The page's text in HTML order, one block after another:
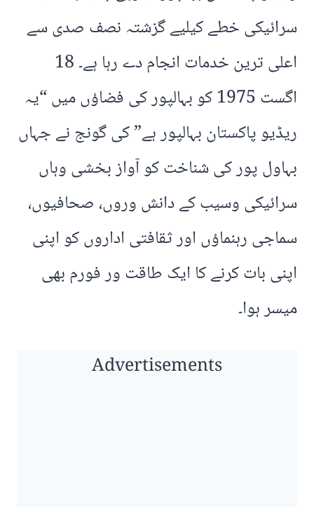
سرائیکی خطے کیلیے گزشتہ نصف صدی سے
اعلی ترین خدمات انجام دے رہا ہے۔ 18
اگست 1975 کو بہالپور کی فضاؤں میں “یہ
ریڈیو پاکستان بہالپور ہے” کی گونج نے جہاں
بہاول پور کی شناخت کو آواز بخشی وہاں
سرائیکی وسیب کے دانش وروں، صحافیوں،
سماجی رہنماﺅں اور ثقافتی اداروں کو اپنی
اپنی بات کرنے کا ایک طاقت ور فورم بھی
میسر ہوا۔
Advertisements